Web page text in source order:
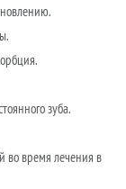
зуба.
во время лечения в